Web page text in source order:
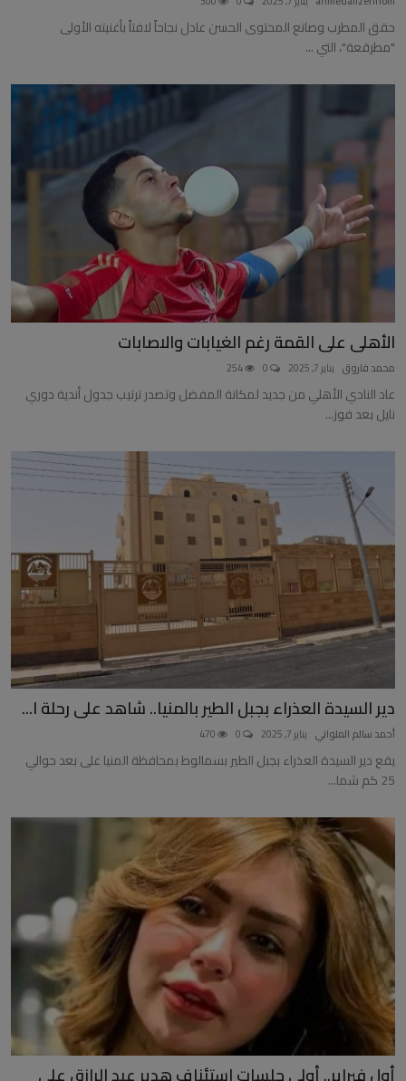
حقق المطرب وصانع المحتوى الحسن عادل نجاحاً لافتاً بأغنيته الأولى
"مطرقعة"، التي ...
الأهلى على القمة رغم الغيابات والاصابات
محمد فاروق يناير 7, 2025
عاد النادي الأهلي من جديد لمكانة المفضل وتصدر ترتيب جدول أندية دوري
نايل بعد فوز...
دير السيدة العذراء بجبل الطير بالمنيا.. شاهد على رحلة ا...
أحمد سالم الملواني يناير 7, 2025
يقع دير السيدة العذراء بجبل الطير بسمالوط بمحافظة المنيا على بعد حوالي
25 كم شما...
أول فبراير.. أولى جلسات استئناف هدير عبد الرازق على